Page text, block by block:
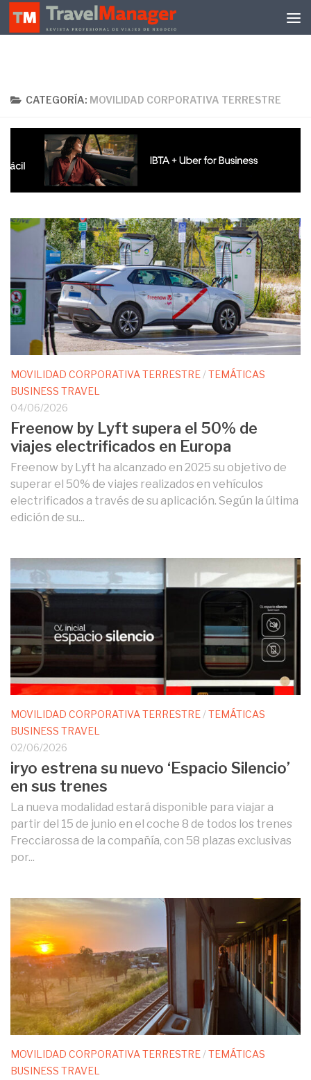
Debajo del contenido
CATEGORÍA: MOVILIDAD CORPORATIVA TERRESTRE
MOVILIDAD CORPORATIVA TERRESTRE /TEMÁTICAS
BUSINESS TRAVEL
04/06/2026
Freenow by Lyft supera el 50% de
viajes electrificados en Europa
Freenow by Lyft ha alcanzado en 2025 su objetivo de
superar el 50% de viajes realizados en vehículos
electrificados a través de su aplicación. Según la última
edición de su...
MOVILIDAD CORPORATIVA TERRESTRE /TEMÁTICAS
BUSINESS TRAVEL
02/06/2026
iryo estrena su nuevo ‘Espacio Silencio’
en sus trenes
La nueva modalidad estará disponible para viajar a
partir del 15 de junio en el coche 8 de todos los trenes
Frecciarossa de la compañía, con 58 plazas exclusivas
por...
MOVILIDAD CORPORATIVA TERRESTRE /TEMÁTICAS
BUSINESS TRAVEL